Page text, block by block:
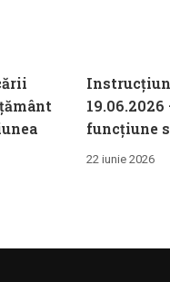
funcțiune
22 iunie 2026